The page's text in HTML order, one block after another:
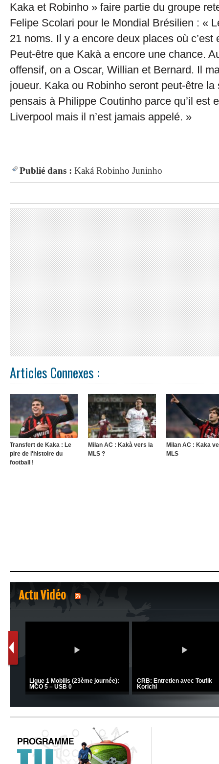
Kaka et Robinho » faire partie du groupe
Felipe Scolari pour le Mondial Brésilien : «
21 noms. Il y a encore deux places où c’est
Peut-être que Kakà a encore une chance.
offensif, on a Oscar, Willian et Bernard. Il
joueur. Kaka ou Robinho seront peut-être la
pensais à Philippe Coutinho parce qu’il est
Liverpool mais il n’est jamais appelé. »
Publié dans : Kaká Robinho Juninho
Articles Connexes :
Transfert de Kaka : Le
pire de l'histoire du
football !
Milan AC : Kakà vers la
MLS ?
Milan AC : Kaka
MLS
Actu Vidéo
1 2
CRB: Entretien avec Toufik
Korichi
Ligue 1 Mobilis (23ème journée):
MCO 5 – USB 0